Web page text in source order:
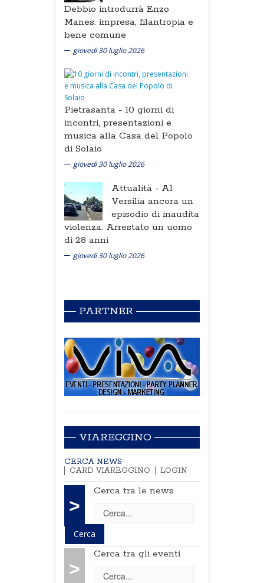
Debbio introdurrà Enzo
Manes: impresa, filantropia e
bene comune
giovedì 30 luglio 2026
Pietrasanta - 10 giorni di
incontri, presentazioni e
musica alla Casa del Popolo
di Solaio
giovedì 30 luglio 2026
Attualità - Al
Versilia ancora un
episodio di inaudita
violenza. Arrestato un uomo
di 28 anni
giovedì 30 luglio 2026
PARTNER
VIAREGGINO
CERCA NEWS
CARD VIAREGGINO
LOGIN
>
Cerca tra le news
>
Cerca tra gli eventi